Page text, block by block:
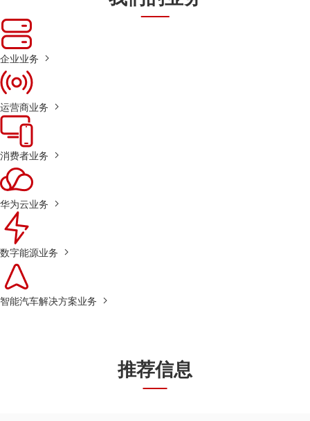
企业业务
运营商业务
消费者业务
华为云业务
数字能源业务
智能汽车解决方案业务
推荐信息